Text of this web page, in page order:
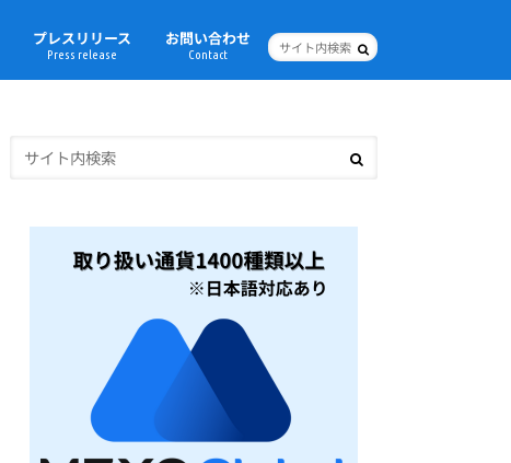
プレスリリース
Press release
お問い合わせ
Contact